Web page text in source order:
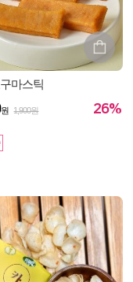
마스틱
원
1,900원
26%